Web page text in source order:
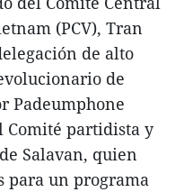
(PCV), Tran
de alto
de
Padeumphone
Comité partidista y
Salavan, quien
para un programa